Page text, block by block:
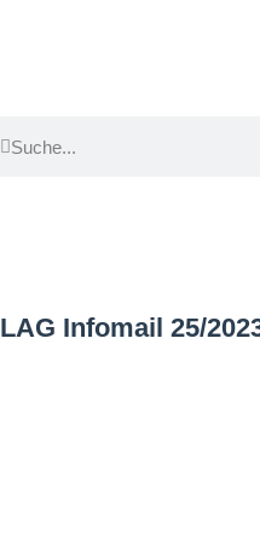
LAG Infomail 25/